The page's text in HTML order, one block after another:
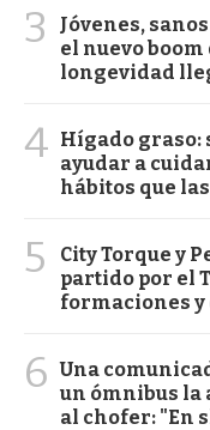
3
Jóvenes,
el nuevo
longevidad
4 Hígado graso:
ayudar a
hábitos que
5
City Torque y
partido por el
formaciones y
6 Una
un ómnibus la
al chofer: "En